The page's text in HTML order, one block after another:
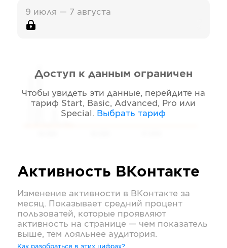
9 июля — 7 августа
Доступ к данным ограничен
Чтобы увидеть эти данные, перейдите на
тариф Start, Basic, Advanced, Pro или
Special . Выбрать тариф
Активность ВКонтакте
Изменение активности в ВКонтакте за
месяц. Показывает средний процент
пользоватей, которые проявляют
активность на странице — чем показатель
выше, тем лояльнее аудитория.
Как разобраться в этих цифрах?